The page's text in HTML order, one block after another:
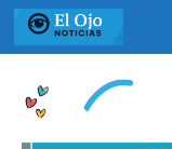
Saltar al contenido